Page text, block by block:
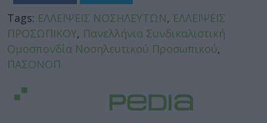
Tags: ΕΛΛΕΙΨΕΙΣ ΝΟΣΗΛΕΥΤΩΝ, ΕΛΛΕΙΨΕΙΣ
ΠΡΟΣΩΠΙΚΟΥ, Πανελλήνια Συνδικαλιστική
Ομοσπονδία Νοσηλευτικού Προσωπικού,
ΠΑΣΟΝΟΠ